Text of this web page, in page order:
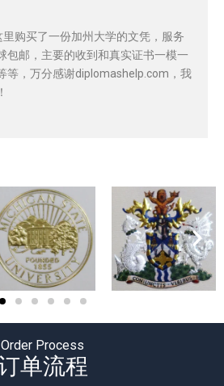
购买了一份加州大学的文凭，服务
包邮，主要的收到和真实证书一模一
等，万分感谢diplomashelp.com，我
Order Process
单流程